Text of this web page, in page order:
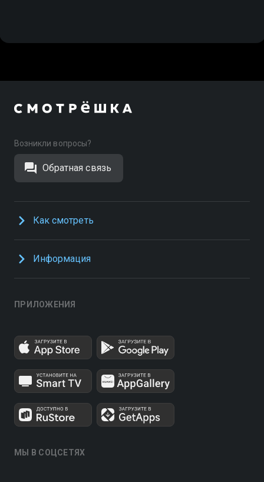
Возникли вопросы?
Обратная связь
Как смотреть
Информация
ПРИЛОЖЕНИЯ
МЫ В СОЦСЕТЯХ